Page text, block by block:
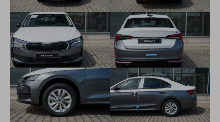
Infotainment s 10" displejom, 5xUSB-C, 8 reproduktorov,
Bluetooth, bezdrôtový Smartlink
10" digitálny prístrojový panel
Infotainment s 10" displejom, 5xUSB-C, 8 reproduktorov,
Bluetooth
rozponávanie dopravných značiek
parkovacie senzory vzadu
elektricky nastaviteľné a vyhrievané vonkajšie spätné zrkadlá
disky kolies z ľahkej zliatiny Matar 7Jx 16" (205/60 R16)
výškovo nastaviteľné predné sedadlá s manuálne